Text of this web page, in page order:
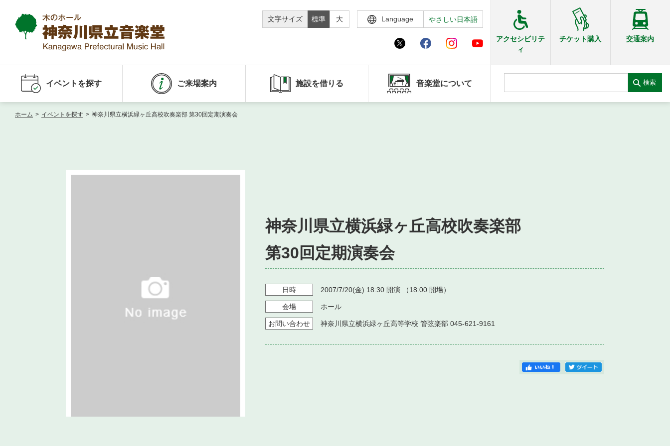
文字サイズ 標準 大 Language やさしい日本語
アクセシビリテ
ィ
チケット購入 交通案内
イベントを探す ご来場案内 施設を借りる 音楽堂について 検索
ホーム > イベントを探す > 神奈川県立横浜緑ヶ丘高校吹奏楽部 第30回定期演奏会
神奈川県立横浜緑ヶ丘高校吹奏楽部
第30回定期演奏会
日時 2007/7/20(金) 18:30 開演 （18:00 開場）
会場 ホール
お問い合わせ 神奈川県立横浜緑ヶ丘高等学校 管弦楽部 045-621-9161